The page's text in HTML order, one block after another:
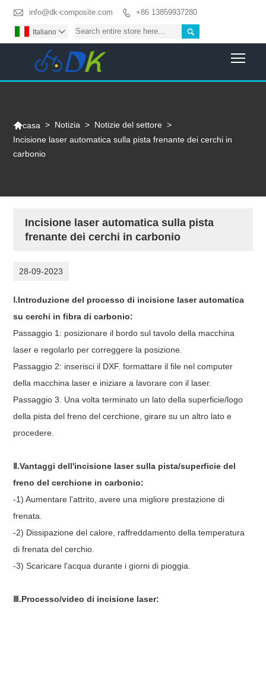
 info@dk-composite.com  +86 13859937280

Italiano 
casa > Notizia > Notizie del settore >
Incisione laser automatica sulla pista frenante dei cerchi in
carbonio
Incisione laser automatica sulla pista
frenante dei cerchi in carbonio
28-09-2023
Ⅰ.Introduzione del processo di incisione laser automatica
su cerchi in fibra di carbonio:
Passaggio 1: posizionare il bordo sul tavolo della macchina
laser e regolarlo per correggere la posizione.
Passaggio 2: inserisci il DXF. formattare il file nel computer
della macchina laser e iniziare a lavorare con il laser.
Passaggio 3. Una volta terminato un lato della superficie/logo
della pista del freno del cerchione, girare su un altro lato e
procedere.
Ⅱ.Vantaggi dell'incisione laser sulla pista/superficie del
freno del cerchione in carbonio:
-1) Aumentare l'attrito, avere una migliore prestazione di
frenata.
-2) Dissipazione del calore, raffreddamento della temperatura
di frenata del cerchio.
-3) Scaricare l'acqua durante i giorni di pioggia.
Ⅲ.Processo/video di incisione laser: